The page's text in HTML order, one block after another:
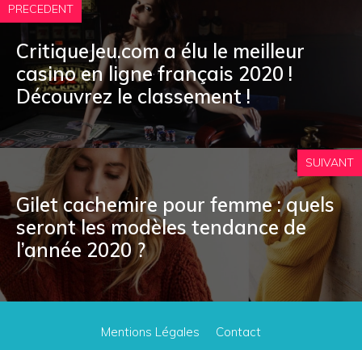
PRECEDENT
CritiqueJeu.com a élu le meilleur
casino en ligne français 2020 !
Découvrez le classement !
SUIVANT
Gilet cachemire pour femme : quels
seront les modèles tendance de
l’année 2020 ?
Mentions Légales Contact